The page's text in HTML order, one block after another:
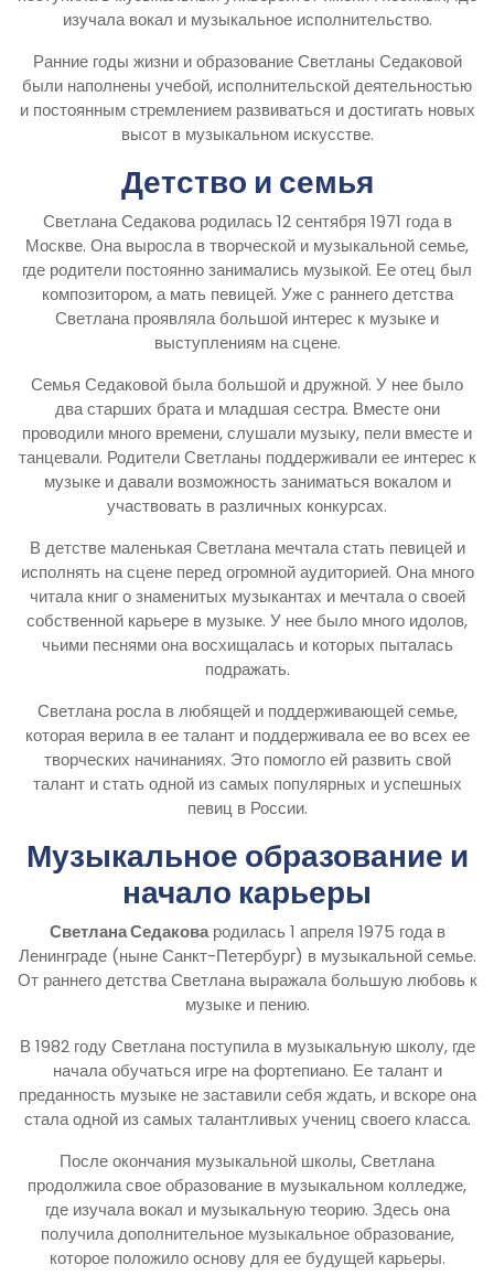
изучала вокал и музыкальное исполнительство.
Ранние годы жизни и образование Светланы Седаковой
были наполнены учебой, исполнительской деятельностью
и постоянным стремлением развиваться и достигать новых
высот в музыкальном искусстве.
Детство и семья
Светлана Седакова родилась 12 сентября 1971 года в
Москве. Она выросла в творческой и музыкальной семье,
где родители постоянно занимались музыкой. Ее отец был
композитором, а мать певицей. Уже с раннего детства
Светлана проявляла большой интерес к музыке и
выступлениям на сцене.
Семья Седаковой была большой и дружной. У нее было
два старших брата и младшая сестра. Вместе они
проводили много времени, слушали музыку, пели вместе и
танцевали. Родители Светланы поддерживали ее интерес к
музыке и давали возможность заниматься вокалом и
участвовать в различных конкурсах.
В детстве маленькая Светлана мечтала стать певицей и
исполнять на сцене перед огромной аудиторией. Она много
читала книг о знаменитых музыкантах и мечтала о своей
собственной карьере в музыке. У нее было много идолов,
чьими песнями она восхищалась и которых пыталась
подражать.
Светлана росла в любящей и поддерживающей семье,
которая верила в ее талант и поддерживала ее во всех ее
творческих начинаниях. Это помогло ей развить свой
талант и стать одной из самых популярных и успешных
певиц в России.
Музыкальное образование и
начало карьеры
Светлана Седаковародилась 1 апреля 1975 года в
Ленинграде (ныне Санкт-Петербург) в музыкальной семье.
От раннего детства Светлана выражала большую любовь к
музыке и пению.
В 1982 году Светлана поступила в музыкальную школу, где
начала обучаться игре на фортепиано. Ее талант и
преданность музыке не заставили себя ждать, и вскоре она
стала одной из самых талантливых учениц своего класса.
После окончания музыкальной школы, Светлана
продолжила свое образование в музыкальном колледже,
где изучала вокал и музыкальную теорию. Здесь она
получила дополнительное музыкальное образование,
которое положило основу для ее будущей карьеры.